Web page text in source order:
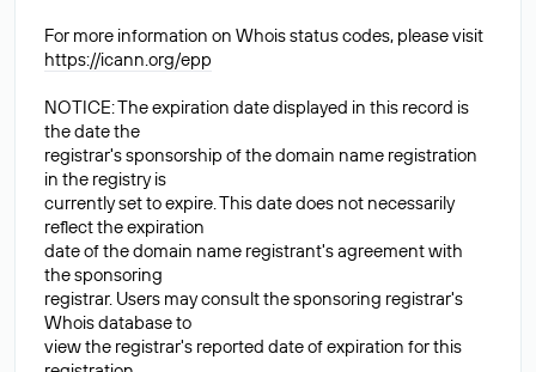
For more information on Whois status codes, please visit
https://icann.org/epp
NOTICE: The expiration date displayed in this record is
the date the
registrar's sponsorship of the domain name registration
in the registry is
currently set to expire. This date does not necessarily
reflect the expiration
date of the domain name registrant's agreement with
the sponsoring
registrar. Users may consult the sponsoring registrar's
Whois database to
view the registrar's reported date of expiration for this